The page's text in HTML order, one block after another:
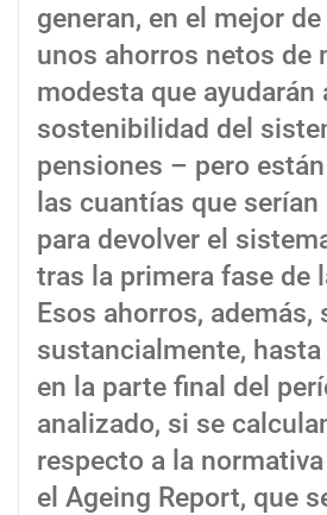
generan, en el mejor
unos ahorros netos de
modesta que ayudarán
sostenibilidad del
pensiones – pero
las cuantías que
para devolver el
tras la primera fase de
Esos ahorros, además,
sustancialmente,
en la parte final del
analizado, si se
respecto a la
el Ageing Report, que